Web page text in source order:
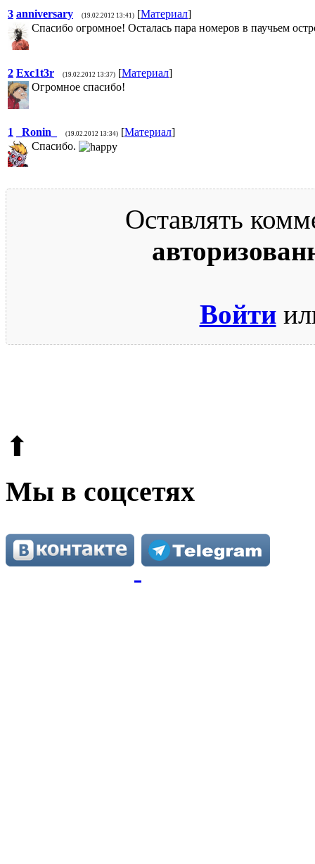
3 anniversary (19.02.2012 13:41) [Материал]
Спасибо огромное! Осталась пара номеров в паучьем
2 Exc1t3r (19.02.2012 13:37) [Материал]
Огромное спасибо!
1 _Ronin_ (19.02.2012 13:34) [Материал]
Спасибо.
Оставлять
Войти
⬆
Мы в соцсетях